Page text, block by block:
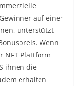
auf einer
unterstützt
Wenn
NFT-Plattform
ihnen die
erhalten